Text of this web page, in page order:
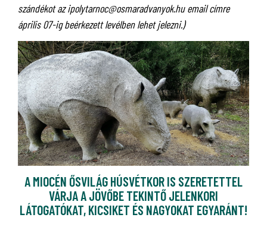
szándékot az ipolytarnoc@osmaradvanyok.hu email címre
április 07-ig beérkezett levélben lehet jelezni.)
A MIOCÉN ŐSVILÁG HÚSVÉTKOR IS SZERETETTEL
VÁRJA A JÖVŐBE TEKINTŐ JELENKORI
LÁTOGATÓKAT, KICSIKET ÉS NAGYOKAT EGYARÁNT!